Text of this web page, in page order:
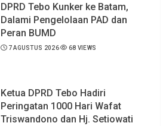
DPRD Tebo Kunker ke Batam,
Dalami Pengelolaan PAD dan
Peran BUMD
7 AGUSTUS 2026 68 VIEWS
Ketua DPRD Tebo Hadiri
Peringatan 1000 Hari Wafat
Triswandono dan Hj. Setiowati